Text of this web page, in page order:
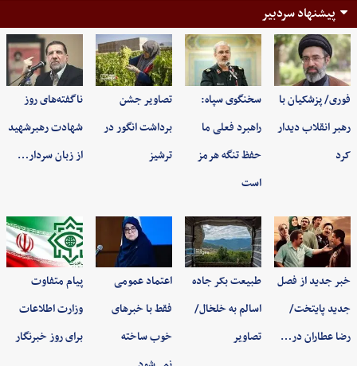
پیشنهاد سردبیر
فوری/ پزشکیان با
رهبر انقلاب دیدار
کرد
سخنگوی سپاه:
راهبرد فعلی ما
حفظ تنگه هرمز
است
تصاویر جشن
برداشت انگور در
ترشیز
ناگفته‌های روز
شهادت رهبرشهید
از زبان سردار…
خبر جدید از فصل
جدید پایتخت/
رضا عطاران در…
طبیعت بکر جاده
اسالم به خلخال/
تصاویر
اعتماد عمومی
فقط با خبرهای
خوب ساخته
پیام متفاوت
وزارت اطلاعات
برای روز خبرنگار